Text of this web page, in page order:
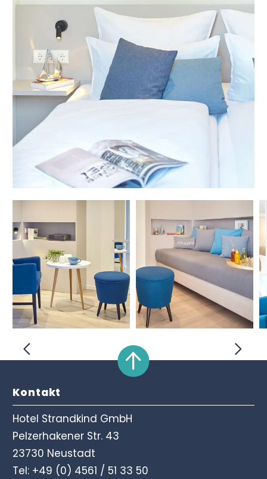
Kontakt
Hotel Strandkind GmbH
Pelzerhakener Str. 43
23730 Neustadt
Tel: +49 (0) 4561 / 51 33 50